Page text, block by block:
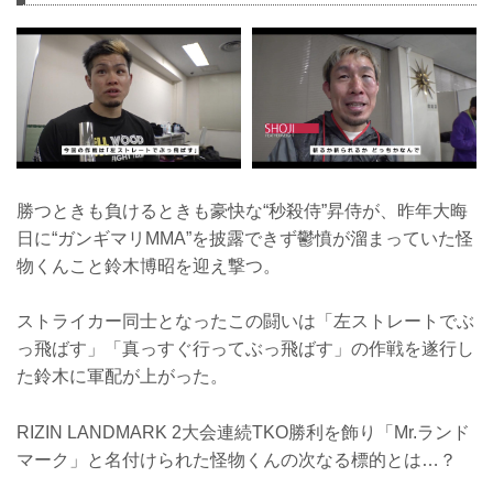
勝つときも負けるときも豪快な“秒殺侍”昇侍が、昨年大晦
日に“ガンギマリMMA”を披露できず鬱憤が溜まっていた怪
物くんこと鈴木博昭を迎え撃つ。
ストライカー同士となったこの闘いは「左ストレートでぶ
っ飛ばす」「真っすぐ行ってぶっ飛ばす」の作戦を遂行し
た鈴木に軍配が上がった。
RIZIN LANDMARK 2大会連続TKO勝利を飾り「Mr.ランド
マーク」と名付けられた怪物くんの次なる標的とは…？